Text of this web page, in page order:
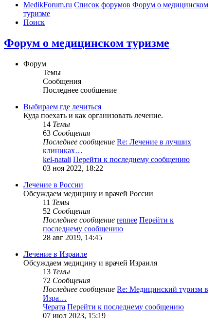
MedikForum.ru Список форумов Форум о медицинском
туризме
Поиск
Форум о медицинском туризме
Форум
Темы
Сообщения
Последнее сообщение
Выбираем где лечиться
Куда поехать и как организовать лечение.
14 Темы
63 Сообщения
Последнее сообщение Re: Лечение в лучших
клиниках…
kel-natali Перейти к последнему сообщению
03 ноя 2022, 18:22
Лечение в России
Обсуждаем медицину и врачей России
11 Темы
52 Сообщения
Последнее сообщение rennee Перейти к
последнему сообщению
28 авг 2019, 14:45
Лечение в Израиле
Обсуждаем медицину и врачей Израиля
13 Темы
72 Сообщения
Последнее сообщение Re: Медицинский туризм в
Изра…
Черата Перейти к последнему сообщению
07 июл 2023, 15:19